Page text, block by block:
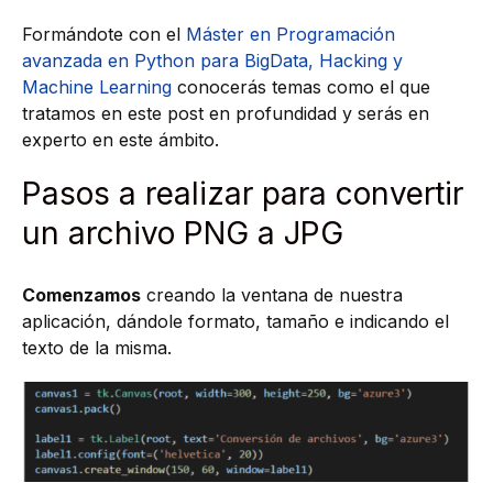
Formándote con el Máster en Programación
avanzada en Python para BigData, Hacking y
Machine Learning conocerás temas como el que
tratamos en este post en profundidad y serás en
experto en este ámbito.
Pasos a realizar para convertir
un archivo PNG a JPG
Comenzamos creando la ventana de nuestra
aplicación, dándole formato, tamaño e indicando el
texto de la misma.